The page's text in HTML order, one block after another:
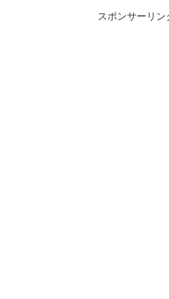
スポンサーリン